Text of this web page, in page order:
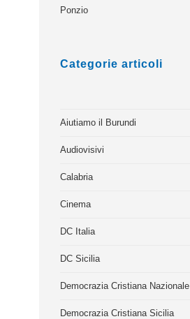
Ponzio
Categorie articoli
Aiutiamo il Burundi
Audiovisivi
Calabria
Cinema
DC Italia
DC Sicilia
Democrazia Cristiana Nazionale
Democrazia Cristiana Sicilia